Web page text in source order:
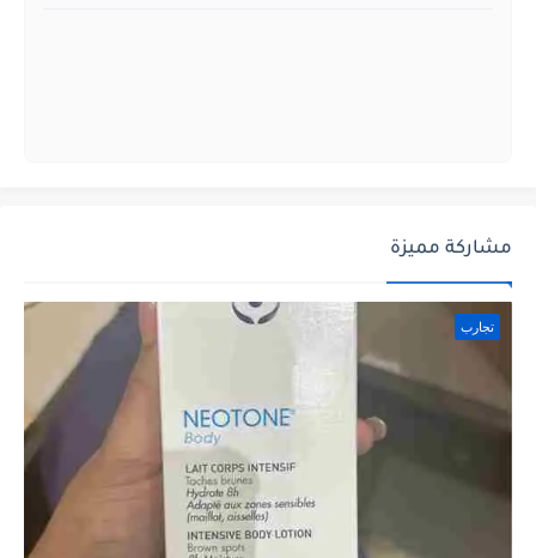
مشاركة مميزة
تجارب